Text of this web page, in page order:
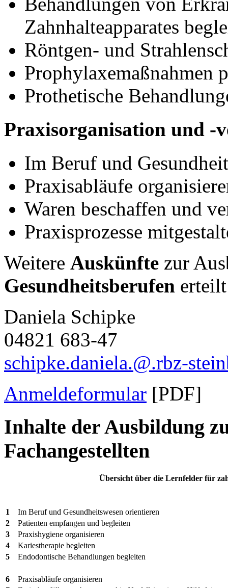
Zahnhalteapparates
Röntgen- und
Prophylaxemaßnahmen
Prothetische
Praxisorganisation und -
Im Beruf und
Praxisabläufe
Waren beschaffen und
Praxisprozesse
Weitere Auskünfte zur
Gesundheitsberufen
Daniela Schipke
04821 683-47
schipke.daniela.@.rbz-
Anmeldeformular [PDF]
Inhalte der Ausbildung
Fachangestellten
Übersicht über die Lernfelder für
1
Im Beruf und Gesundheitswesen orientieren
2
Patienten empfangen und begleiten
3
Praxishygiene organisieren
4
Kariestherapie begleiten
5
Endodontische Behandlungen begleiten
6
Praxisabläufe organisieren